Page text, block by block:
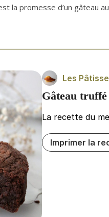
la promesse d’un gâteau
Les
Gâteau
La recette du
Imprimer la